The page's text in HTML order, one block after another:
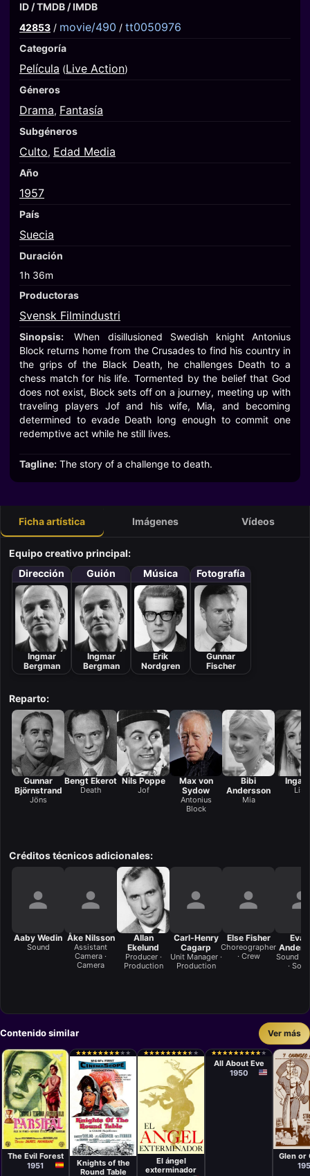
ID / TMDB / IMDB
42853 / movie/490 / tt0050976
Categoría
Película (Live Action)
Géneros
Drama, Fantasía
Subgéneros
Culto, Edad Media
Año
1957
País
Suecia
Duración
1h 36m
Productoras
Svensk Filmindustri
Sinopsis:
When disillusioned Swedish knight Antonius
Block returns home from the Crusades to find his country in
the grips of the Black Death, he challenges Death to a
chess match for his life. Tormented by the belief that God
does not exist, Block sets off on a journey, meeting up with
traveling players Jof and his wife, Mia, and becoming
determined to evade Death long enough to commit one
redemptive act while he still lives.
Tagline: The story of a challenge to death.
Ficha artística Imágenes Vídeos
Equipo creativo principal:
Dirección
Ingmar
Bergman
Guión
Ingmar
Bergman
Música
Erik
Nordgren
Fotografía
Gunnar
Fischer
Reparto:
Gunnar
Björnstrand
Jöns
Bengt Ekerot
Death
Nils Poppe
Jof
Max von
Sydow
Antonius
Block
Bibi
Andersson
Mia
Inga
Lisa
Créditos técnicos adicionales:
Aaby Wedin
Sound
Åke Nilsson
Assistant
Camera ·
Camera
Allan
Ekelund
Producer ·
Production
Carl-Henry
Cagarp
Unit Manager ·
Production
Else Fisher
Choreographer
· Crew
Sound
·
Contenido similar Ver más
Película
Carlos
Serrano de
Osma, Daniel
Mangrané
The Evil Forest
1951
★
★★
★★
★★
★★
★★
★★
★★
★★
★ ★
★
Película
Richard
Thorpe
Knights of the
Round Table
★
★★
★★
★★
★★
★★
★★
★★
★★
★ ★
★
Película
Luis Buñuel
El ángel
exterminador
★
★★
★★
★★
★★
★★
★★
★★
★★
★★
★
Joseph L.
Mankiewicz
All About Eve
1950
Wood
Glen or